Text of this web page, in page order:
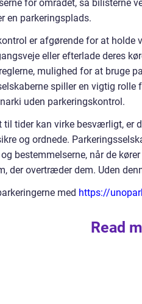
for området, så bilisterne
en parkeringsplads.
er afgørende for at holde
eller efterlade deres
mulighed for at bruge
spiller en vigtig
uden parkeringskontrol.
til tider kan virke besværligt, er
og ordnede.
bestemmelserne, når de
der overtræder dem. Uden
med https://
Read